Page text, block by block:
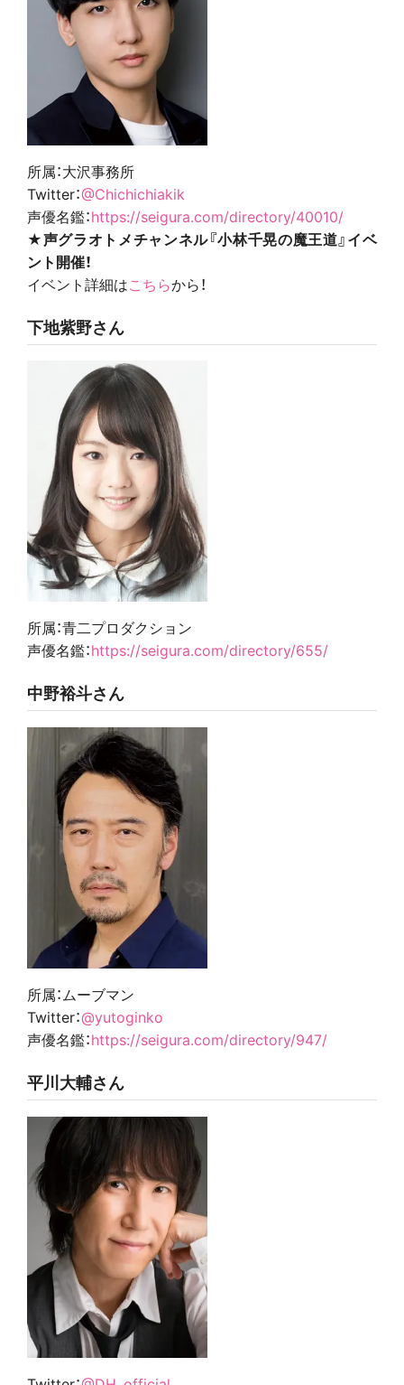
所属：大沢事務所
Twitter：@Chichichiakik
声優名鑑：https://seigura.com/directory/40010/
★声グラオトメチャンネル『小林千晃の魔王道』イベ
ント開催！
イベント詳細はこちらから！
下地紫野さん
所属：青二プロダクション
声優名鑑：https://seigura.com/directory/655/
中野裕斗さん
所属：ムーブマン
Twitter：@yutoginko
声優名鑑：https://seigura.com/directory/947/
平川大輔さん